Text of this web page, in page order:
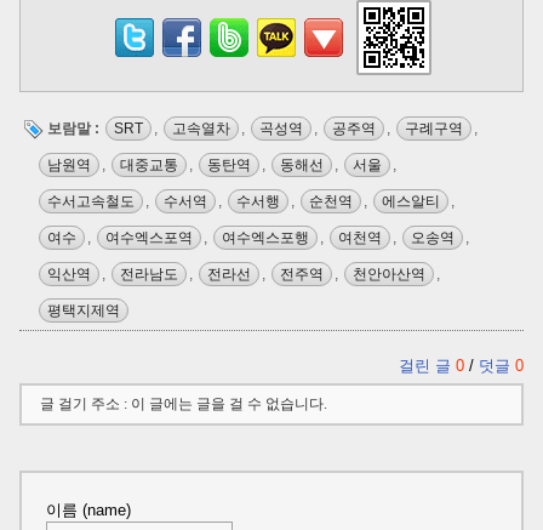
보람말 : SRT , 고속열차 , 곡성역 , 공주역 , 구례구역 ,
남원역 , 대중교통 , 동탄역 , 동해선 , 서울 ,
수서고속철도 , 수서역 , 수서행 , 순천역 , 에스알티 ,
여수 , 여수엑스포역 , 여수엑스포행 , 여천역 , 오송역 ,
익산역 , 전라남도 , 전라선 , 전주역 , 천안아산역 ,
평택지제역
걸린 글 0 / 덧글 0
글 걸기 주소 : 이 글에는 글을 걸 수 없습니다.
이름 (name)